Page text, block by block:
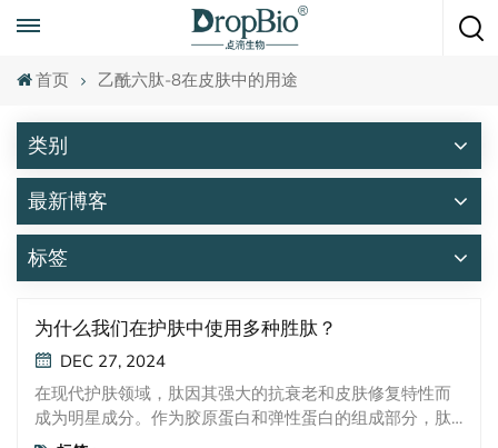
+86 15951008670
首页 乙酰六肽-8在皮肤中的用途
类别
最新博客
标签
为什么我们在护肤中使用多种胜肽？
DEC 27, 2024
在现代护肤领域，肽因其强大的抗衰老和皮肤修复特性而
成为明星成分。作为胶原蛋白和弹性蛋白的组成部分，肽
在改善皮肤健康和延缓衰老迹象方面发挥着至关重要的作